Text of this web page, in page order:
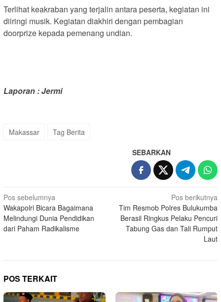
Terlihat keakraban yang terjalin antara peserta, kegiatan ini
diiringi musik. Kegiatan diakhiri dengan pembagian
doorprize kepada pemenang undian.
Laporan : Jermi
Makassar Tag Berita
SEBARKAN
Navigasi
pos
Pos sebelumnya
Wakapolri Bicara Bagaimana
Melindungi Dunia Pendidikan
dari Paham Radikalisme
Pos berikutnya
Tim Resmob Polres Bulukumba
Berasil Ringkus Pelaku Pencuri
Tabung Gas dan Tali Rumput
Laut
POS TERKAIT